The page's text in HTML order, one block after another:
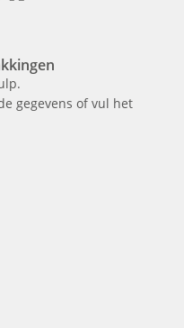
gegevens of vul het